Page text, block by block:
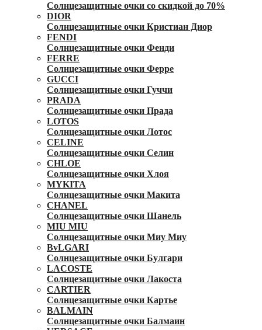
Солнцезащитные очки со скидкой до 70%
DIOR
Солнцезащитные очки Кристиан Диор
FENDI
Солнцезащитные очки Фенди
FERRE
Солнцезащитные очки Ферре
GUCCI
Солнцезащитные очки Гуччи
PRADA
Солнцезащитные очки Прада
LOTOS
Солнцезащитные очки Лотос
CELINE
Солнцезащитные очки Селин
CHLOE
Солнцезащитные очки Хлоя
MYKITA
Солнцезащитные очки Макита
CHANEL
Солнцезащитные очки Шанель
MIU MIU
Солнцезащитные очки Миу Миу
BvLGARI
Солнцезащитные очки Булгари
LACOSTE
Солнцезащитные очки Лакоста
CARTIER
Солнцезащитные очки Картье
BALMAIN
Солнцезащитные очки Балмаин